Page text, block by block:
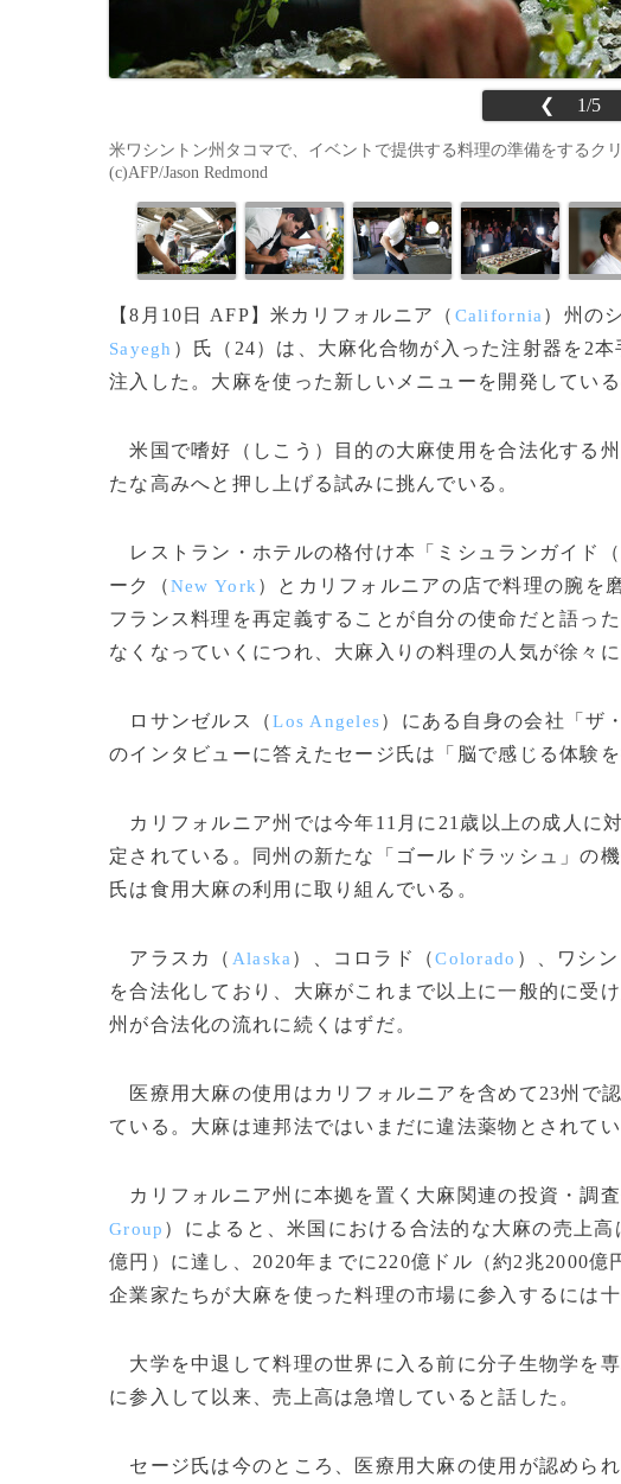
❮ 1/5
米ワシントン州タコマで、イベントで提供する料理の準備をするク
(c)AFP/Jason Redmond
【8月10日 AFP】米カリフォルニア（ California ）州の
Sayegh ）氏（24）は、大麻化合物が入った注射器を2
注入した。大麻を使った新しいメニューを開発している
米国で嗜好（しこう）目的の大麻使用を合法化する
たな高みへと押し上げる試みに挑んでいる。
レストラン・ホテルの格付け本「ミシュランガイド（
ーク（New York ）とカリフォルニアの店で料理の腕を
フランス料理を再定義することが自分の使命だと語っ
なくなっていくにつれ、大麻入りの料理の人気が徐々に
ロサンゼルス（Los Angeles）にある自身の会社「ザ
のインタビューに答えたセージ氏は「脳で感じる体験
カリフォルニア州では今年11月に21歳以上の成人に
定されている。同州の新たな「ゴールドラッシュ」の
氏は食用大麻の利用に取り組んでいる。
アラスカ（ Alaska ）、コロラド（Colorado ）、ワシ
を合法化しており、大麻がこれまで以上に一般的に受
州が合法化の流れに続くはずだ。
医療用大麻の使用はカリフォルニアを含めて23州で
ている。大麻は連邦法ではいまだに違法薬物とされて
カリフォルニア州に本拠を置く大麻関連の投資・調
Group ）によると、米国における合法的な大麻の売上
億円）に達し、2020年までに220億ドル（約2兆2000
企業家たちが大麻を使った料理の市場に参入するには十
大学を中退して料理の世界に入る前に分子生物学を
に参入して以来、売上高は急増していると話した。
セージ氏は今のところ、医療用大麻の使用が認めら